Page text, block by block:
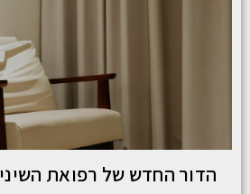
הדור החדש של רפואת